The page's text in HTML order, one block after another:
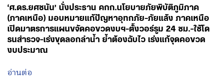
‘ศ.ดร.ยศชนัน’ นั่งประธาน คกก.นโยบายภัยพิบัติภูมิภาค
(ภาคเหนือ) มอบหมายแก้ปัญหาอุทกภัย-ภัยแล้ง ภาคเหนือ
เปิดมาตรการแผนขจัดคอขวดงบฯ-ตั้งวอร์รูม 24 ชม.-ใช้โด
รนสำรวจ-เร่งขุดลอกลำน้ำ ย้ำต้องฉับไว เร่งแก้จุดคอขวด
งบประมาณ
อ่านต่อ